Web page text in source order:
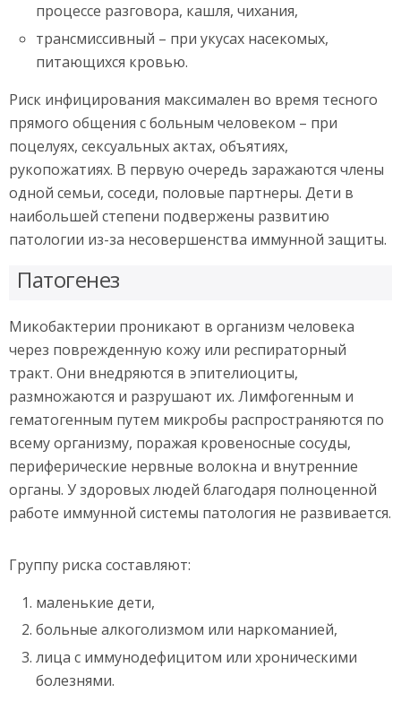
процессе разговора, кашля, чихания,
трансмиссивный – при укусах насекомых,
питающихся кровью.
Риск инфицирования максимален во время тесного
прямого общения с больным человеком – при
поцелуях, сексуальных актах, объятиях,
рукопожатиях. В первую очередь заражаются члены
одной семьи, соседи, половые партнеры. Дети в
наибольшей степени подвержены развитию
патологии из-за несовершенства иммунной защиты.
Патогенез
Микобактерии проникают в организм человека
через поврежденную кожу или респираторный
тракт. Они внедряются в эпителиоциты,
размножаются и разрушают их. Лимфогенным и
гематогенным путем микробы распространяются по
всему организму, поражая кровеносные сосуды,
периферические нервные волокна и внутренние
органы. У здоровых людей благодаря полноценной
работе иммунной системы патология не развивается.
Группу риска составляют:
маленькие дети,
больные алкоголизмом или наркоманией,
лица с иммунодефицитом или хроническими
болезнями.